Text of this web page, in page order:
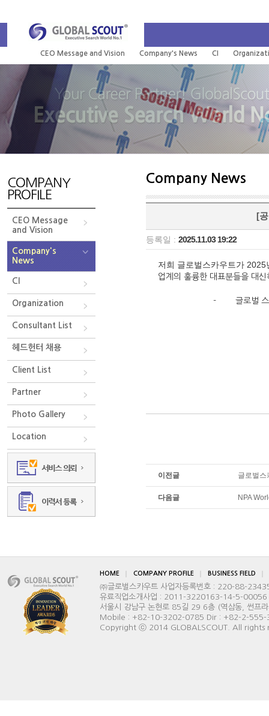
CEO Message and Vision Company's News CI
COMPANY
PROFILE
CEO Message
and Vision
Company's
News
CI
Organization
Consultant List
헤드헌터 채용
Client List
Partner
Photo Gallery
Location
Company News
[
등록일 : 2025.11.03 19:22
저희 글로벌스카우트가
업계의 훌륭한 대표분들을 대
- 글로벌 스카우트
이전글 글로벌스
다음글 NPA
HOME COMPANY PROFILE BUSINESS FIELD
㈜글로벌스카우트 사업자등록번호 : 220-88-
유료직업소개사업 : 2011-3220163-14-5-
서울시 강남구 논현로 85길 29 6층 (역삼동, 썬
Mobile : +82-10-3202-0785 Dir : +82-2-
Copyright ⓒ 2014 GLOBALSCOUT. All rights